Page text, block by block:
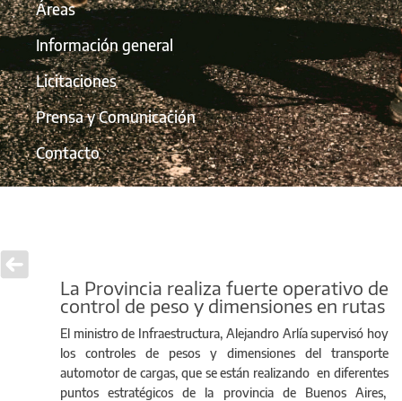
Áreas
Información general
Licitaciones
Prensa y Comunicación
Contacto
La Provincia realiza fuerte operativo de
control de peso y dimensiones en rutas
El ministro de Infraestructura, Alejandro Arlía supervisó hoy
los controles de pesos y dimensiones del transporte
automotor de cargas, que se están realizando en diferentes
puntos estratégicos de la provincia de Buenos Aires,